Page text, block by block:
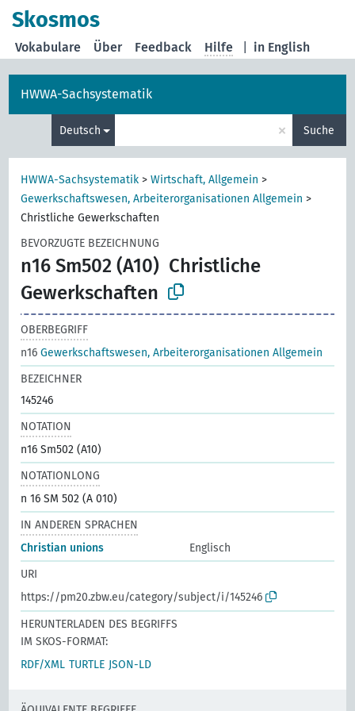
Skosmos
in English
Vokabulare Über Feedback Hilfe
HWWA-Sachsystematik
Deutsch × Suche
HWWA-Sachsystematik >Wirtschaft, Allgemein >
Gewerkschaftswesen, Arbeiterorganisationen Allgemein >
Christliche Gewerkschaften
BEVORZUGTE BEZEICHNUNG
n16 Sm502 (A10) Christliche
Gewerkschaften
OBERBEGRIFF
n16Gewerkschaftswesen, Arbeiterorganisationen Allgemein
BEZEICHNER
145246
NOTATION
n16 Sm502 (A10)
NOTATIONLONG
n 16 SM 502 (A 010)
IN ANDEREN SPRACHEN
Christian unions
Englisch
URI
https://pm20.zbw.eu/category/subject/i/145246
HERUNTERLADEN DES BEGRIFFS
IM SKOS-FORMAT:
RDF/XML TURTLE JSON-LD